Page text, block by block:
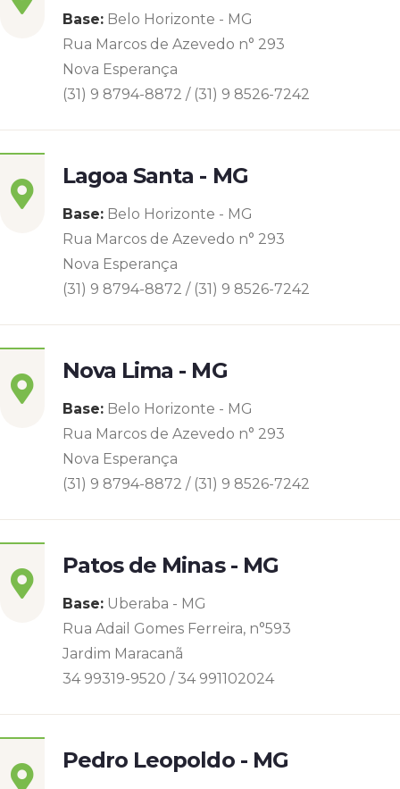
Base: Belo Horizonte - MG
Rua Marcos de Azevedo n° 293
Nova Esperança
(31) 9 8794-8872 / (31) 9 8526-7242
Lagoa Santa - MG
Base: Belo Horizonte - MG
Rua Marcos de Azevedo n° 293
Nova Esperança
(31) 9 8794-8872 / (31) 9 8526-7242
Nova Lima - MG
Base: Belo Horizonte - MG
Rua Marcos de Azevedo n° 293
Nova Esperança
(31) 9 8794-8872 / (31) 9 8526-7242
Patos de Minas - MG
Base: Uberaba - MG
Rua Adail Gomes Ferreira, n°593
Jardim Maracanã
34 99319-9520 / 34 991102024
Pedro Leopoldo - MG